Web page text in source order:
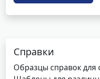
Справки
Образцы справок для